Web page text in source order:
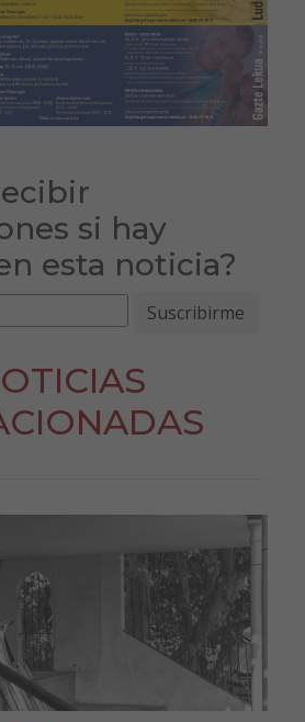
si hay
esta noticia?